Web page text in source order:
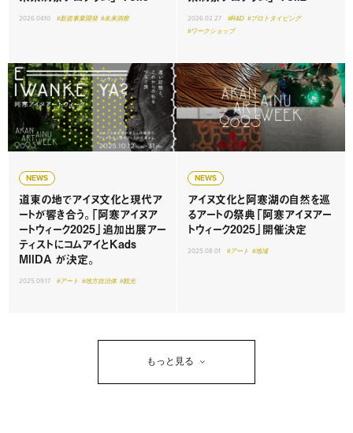
2026.04.10 #新規事業開発 #未来洞察 2026.02.27 #R&D #プロトタイピング
#ワークショップ
NEWS
道東の地でアイヌ文化と現代ア
ートが響き合う。「阿寒アイヌア
ートウィーク2025」追加出展アー
ティストにコムアイとKads
MIIDA が決定。
2025.09.17 #アート #地方自治体 #観光
NEWS
アイヌ文化と阿寒湖の自然を巡
るアートの祭典「阿寒アイヌアー
トウィーク2025」開催決定
2025.08.01 #アート #地域
もっと見る